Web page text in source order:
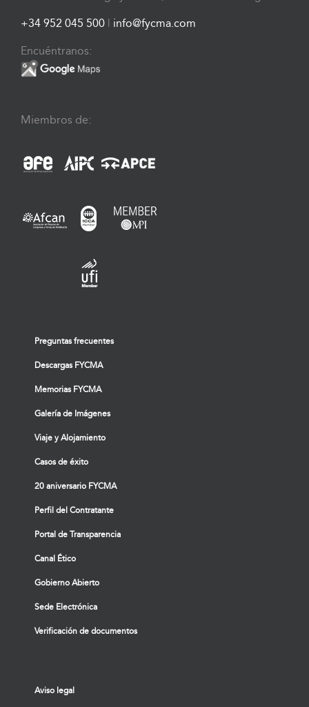
+34 952 045 500 | info@fycma.com
Encuéntranos:
Miembros de:
Preguntas frecuentes
Descargas FYCMA
Memorias FYCMA
Galería de Imágenes
Viaje y Alojamiento
Casos de éxito
20 aniversario FYCMA
Perfil del Contratante
Portal de Transparencia
Canal Ético
Gobierno Abierto
Sede Electrónica
Verificación de documentos
Aviso legal